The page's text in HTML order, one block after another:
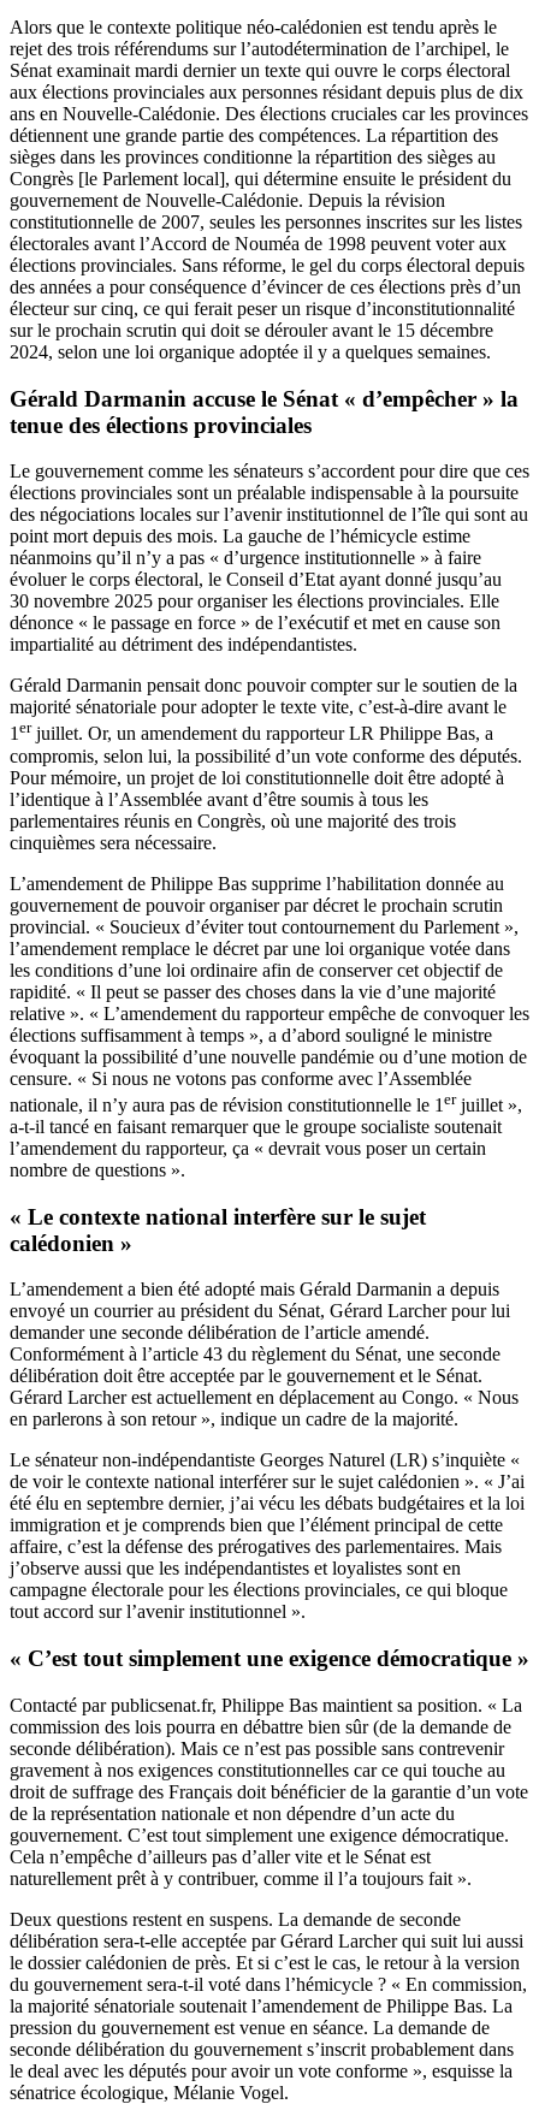
Alors que le contexte politique néo-calédonien est tendu après le
rejet des trois référendums sur l’autodétermination de l’archipel, le
Sénat examinait mardi dernier un texte qui ouvre le corps électoral
aux élections provinciales aux personnes résidant depuis plus de dix
ans en Nouvelle-Calédonie. Des élections cruciales car les provinces
détiennent une grande partie des compétences. La répartition des
sièges dans les provinces conditionne la répartition des sièges au
Congrès [le Parlement local], qui détermine ensuite le président du
gouvernement de Nouvelle-Calédonie. Depuis la révision
constitutionnelle de 2007, seules les personnes inscrites sur les listes
électorales avant l’Accord de Nouméa de 1998 peuvent voter aux
élections provinciales. Sans réforme, le gel du corps électoral depuis
des années a pour conséquence d’évincer de ces élections près d’un
électeur sur cinq, ce qui ferait peser un risque d’inconstitutionnalité
sur le prochain scrutin qui doit se dérouler avant le 15 décembre
2024, selon une loi organique adoptée il y a quelques semaines.
Gérald Darmanin accuse le Sénat « d’empêcher » la
tenue des élections provinciales
Le gouvernement comme les sénateurs s’accordent pour dire que ces
élections provinciales sont un préalable indispensable à la poursuite
des négociations locales sur l’avenir institutionnel de l’île qui sont au
point mort depuis des mois. La gauche de l’hémicycle estime
néanmoins qu’il n’y a pas « d’urgence institutionnelle » à faire
évoluer le corps électoral, le Conseil d’Etat ayant donné jusqu’au
30 novembre 2025 pour organiser les élections provinciales. Elle
dénonce « le passage en force » de l’exécutif et met en cause son
impartialité au détriment des indépendantistes.
Gérald Darmanin pensait donc pouvoir compter sur le soutien de la
majorité sénatoriale pour adopter le texte vite, c’est-à-dire avant le
1erjuillet. Or, un amendement du rapporteur LR Philippe Bas, a
compromis, selon lui, la possibilité d’un vote conforme des députés.
Pour mémoire, un projet de loi constitutionnelle doit être adopté à
l’identique à l’Assemblée avant d’être soumis à tous les
parlementaires réunis en Congrès, où une majorité des trois
cinquièmes sera nécessaire.
L’amendement de Philippe Bas supprime l’habilitation donnée au
gouvernement de pouvoir organiser par décret le prochain scrutin
provincial. « Soucieux d’éviter tout contournement du Parlement »,
l’amendement remplace le décret par une loi organique votée dans
les conditions d’une loi ordinaire afin de conserver cet objectif de
rapidité. « Il peut se passer des choses dans la vie d’une majorité
relative ». « L’amendement du rapporteur empêche de convoquer les
élections suffisamment à temps », a d’abord souligné le ministre
évoquant la possibilité d’une nouvelle pandémie ou d’une motion de
censure. « Si nous ne votons pas conforme avec l’Assemblée
nationale, il n’y aura pas de révision constitutionnelle le 1 erjuillet »,
a-t-il tancé en faisant remarquer que le groupe socialiste soutenait
l’amendement du rapporteur, ça « devrait vous poser un certain
nombre de questions ».
« Le contexte national interfère sur le sujet
calédonien »
L’amendement a bien été adopté mais Gérald Darmanin a depuis
envoyé un courrier au président du Sénat, Gérard Larcher pour lui
demander une seconde délibération de l’article amendé.
Conformément à l’article 43 du règlement du Sénat, une seconde
délibération doit être acceptée par le gouvernement et le Sénat.
Gérard Larcher est actuellement en déplacement au Congo. « Nous
en parlerons à son retour », indique un cadre de la majorité.
Le sénateur non-indépendantiste Georges Naturel (LR) s’inquiète «
de voir le contexte national interférer sur le sujet calédonien ». « J’ai
été élu en septembre dernier, j’ai vécu les débats budgétaires et la loi
immigration et je comprends bien que l’élément principal de cette
affaire, c’est la défense des prérogatives des parlementaires. Mais
j’observe aussi que les indépendantistes et loyalistes sont en
campagne électorale pour les élections provinciales, ce qui bloque
tout accord sur l’avenir institutionnel ».
« C’est tout simplement une exigence démocratique »
Contacté par publicsenat.fr, Philippe Bas maintient sa position. « La
commission des lois pourra en débattre bien sûr (de la demande de
seconde délibération). Mais ce n’est pas possible sans contrevenir
gravement à nos exigences constitutionnelles car ce qui touche au
droit de suffrage des Français doit bénéficier de la garantie d’un vote
de la représentation nationale et non dépendre d’un acte du
gouvernement. C’est tout simplement une exigence démocratique.
Cela n’empêche d’ailleurs pas d’aller vite et le Sénat est
naturellement prêt à y contribuer, comme il l’a toujours fait ».
Deux questions restent en suspens. La demande de seconde
délibération sera-t-elle acceptée par Gérard Larcher qui suit lui aussi
le dossier calédonien de près. Et si c’est le cas, le retour à la version
du gouvernement sera-t-il voté dans l’hémicycle ? « En commission,
la majorité sénatoriale soutenait l’amendement de Philippe Bas. La
pression du gouvernement est venue en séance. La demande de
seconde délibération du gouvernement s’inscrit probablement dans
le deal avec les députés pour avoir un vote conforme », esquisse la
sénatrice écologique, Mélanie Vogel.